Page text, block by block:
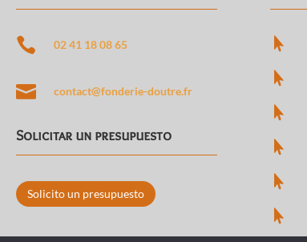
 02 41 18 08 65
 contact@fonderie-doutre.fr
Solicitar un presupuesto
Solicito un presupuesto





